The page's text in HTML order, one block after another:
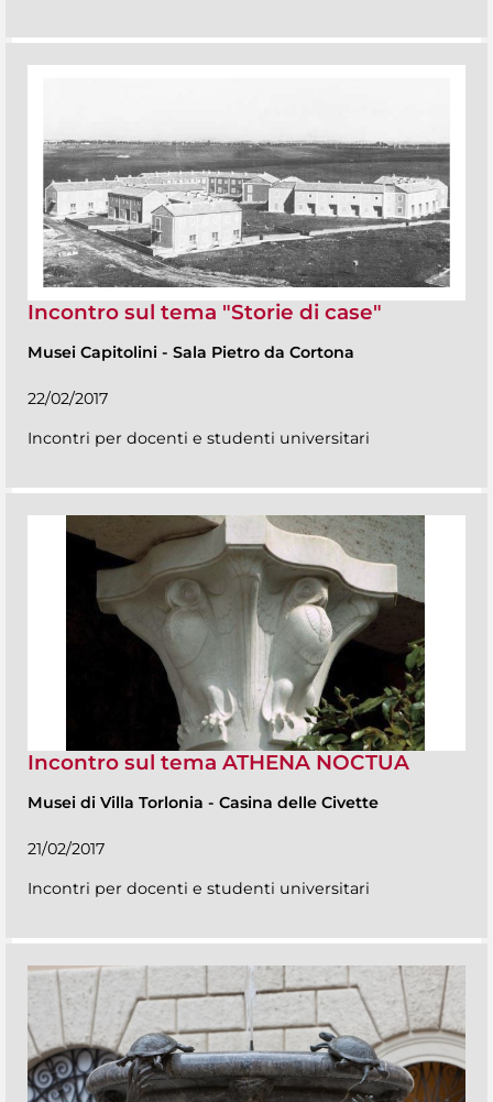
Incontro sul tema "Storie di case"
Musei Capitolini - Sala Pietro da Cortona
22/02/2017
Incontri per docenti e studenti universitari
Incontro sul tema ATHENA NOCTUA
Musei di Villa Torlonia - Casina delle Civette
21/02/2017
Incontri per docenti e studenti universitari